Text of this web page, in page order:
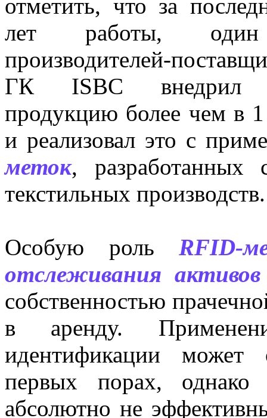
отметить, что за
лет работы,
производителей-
ГК ISBC внедрил
продукцию более чем в
и реализовал это с
меток, разработанных
текстильных производств.
Особую рольRFID-
отслеживания
собственностью
в аренду.
идентификации может
первых порах, однако
абсолютно не